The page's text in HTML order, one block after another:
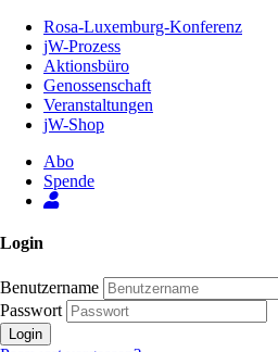
Inhalt
Seite
Rosa-Luxemburg-Konferenz
jW-Prozess
Aktionsbüro
Genossenschaft
Veranstaltungen
jW-Shop
Abo
Spende
Login
Benutzername
Passwort
Login